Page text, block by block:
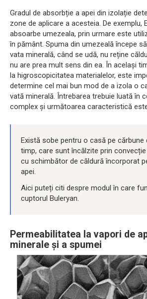
Gradul de absorbție a apei din izolație
zone de aplicare a acesteia. De exemplu,
absoarbe umezeala, prin urmare este
în pământ. Spuma din umezeală începe
vata minerală, când se udă, nu reține
nu are prea mult sens din ea. În același
la higroscopicitatea materialelor, este
determine cel mai bun mod de a izola o
vată minerală. Întrebarea trebuie luată în
complex și următoarea caracteristică
Există sobe pentru o casă pe cărbune
timp, care sunt încălzite prin
cu schimbător de căldură încorporat
apei.
Aici puteți citi despre modul în care
cuptorul Buleryan.
Permeabilitatea la vapori de
minerale și a spumei